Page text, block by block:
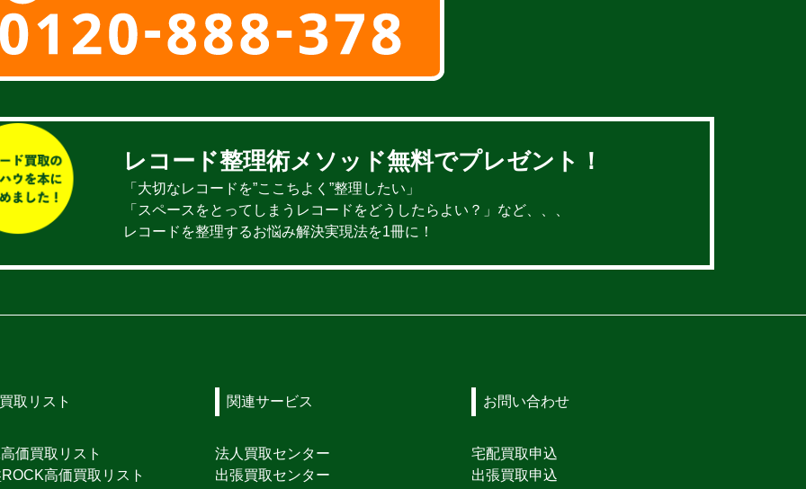
レコード整理術メソッド無料でプレゼント！
「大切なレコードを”ここちよく”整理したい」
「スペースをとってしまうレコードをどうしたらよい？」など、、、
レコードを整理するお悩み解決実現法を1冊に！
取リスト
価買取リスト
高価買取リスト
関連サービス
法人買取センター
出張買取センター
お問い合わせ
宅配買取申込
出張買取申込